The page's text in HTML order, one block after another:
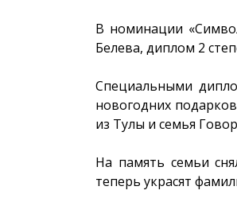
В номинации
Белева, диплом 2
Специальными
новогодних
из Тулы и семья
На память семьи
теперь украсят